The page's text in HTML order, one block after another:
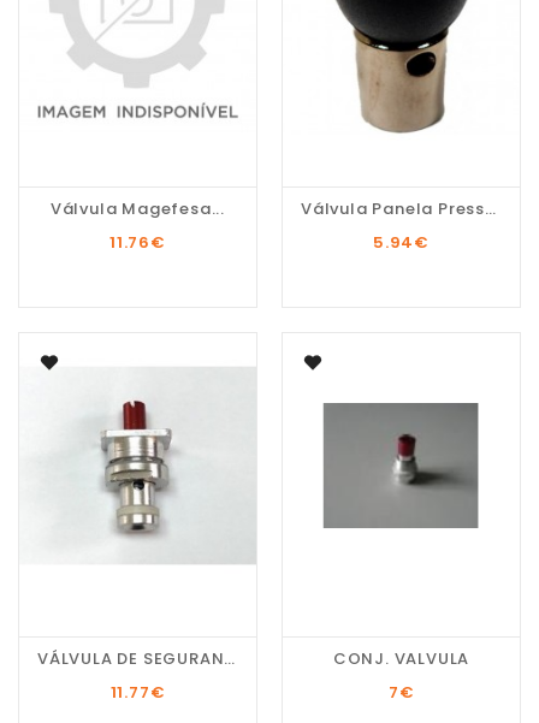
Válvula Magefesa...
11.76€
Válvula Panela Pressão...
5.94€
VÁLVULA DE SEGURANÇA...
11.77€
CONJ. VALVULA
7€